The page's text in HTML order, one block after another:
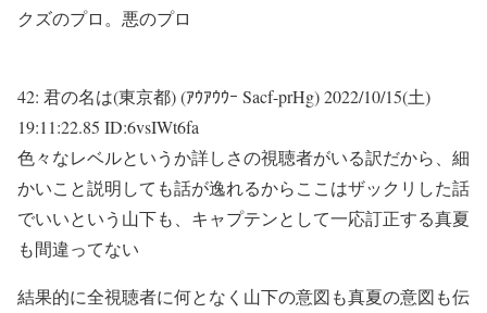
クズのプロ。悪のプロ
42: 君の名は(東京都) (ｱｳｱｳｳｰ Sacf-prHg)2022/10/15(土)
19:11:22.85 ID:6vsIWt6fa
色々なレベルというか詳しさの視聴者がいる訳だから、細
かいこと説明しても話が逸れるからここはザックリした話
でいいという山下も、キャプテンとして一応訂正する真夏
も間違ってない
結果的に全視聴者に何となく山下の意図も真夏の意図も伝